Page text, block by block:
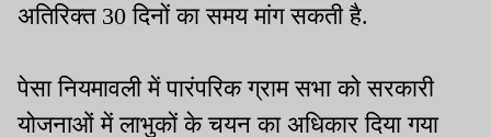
अतिरिक्त 30 दिनों का समय मांग सकती है.
पेसा नियमावली में पारंपरिक ग्राम सभा को सरकारी
योजनाओं में लाभुकों के चयन का अधिकार दिया गया